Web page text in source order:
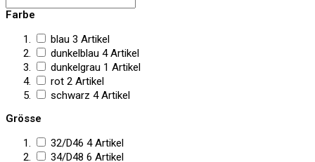
Farbe
blau 3 Artikel
dunkelblau 4Artikel
dunkelgrau 1 Artikel
rot 2 Artikel
schwarz 4Artikel
Grösse
32/D46 4Artikel
34/D48 6 Artikel